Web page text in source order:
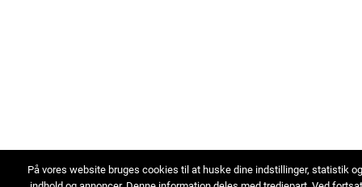
På vores website bruges cookies til at huske dine indstillinger, statistik